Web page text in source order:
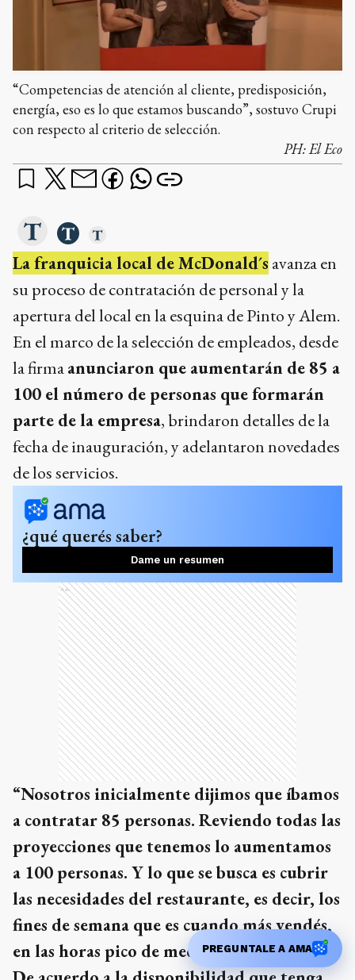
“Competencias de atención al cliente, predisposición,
energía, eso es lo que estamos buscando”, sostuvo Crupi
con respecto al criterio de selección.
PH:El Eco
La franquicia local de McDonald´s avanza en
su proceso de contratación de personal y la
apertura del local en la esquina de Pinto y Alem.
En el marco de la selección de empleados, desde
la firmaanunciaron que aumentarán de 85 a
100 el número de personas que formarán
parte de la empresa, brindaron detalles de la
fecha de inauguración, y adelantaron novedades
de los servicios.
¿qué querés saber?
Dame un resumen
Ads
“Nosotros inicialmente dijimos que íbamos
a contratar 85 personas. Reviendo todas las
proyecciones que tenemos lo aumentamos
a 100 personas. Y lo que se busca es cubrir
las necesidades del restaurante, es decir, los
fines de semana que es cuando más vendés,
en las horas pico de mediodía y de noche.
PREGUNTALE A AMA